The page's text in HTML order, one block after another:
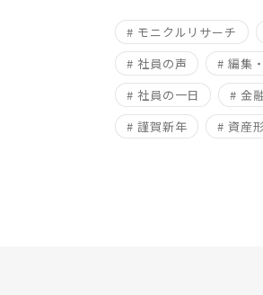
# モニクルリサーチ
# 社員の声
# 編集
# 社員の一日
# 金
# 謹賀新年
# 資産